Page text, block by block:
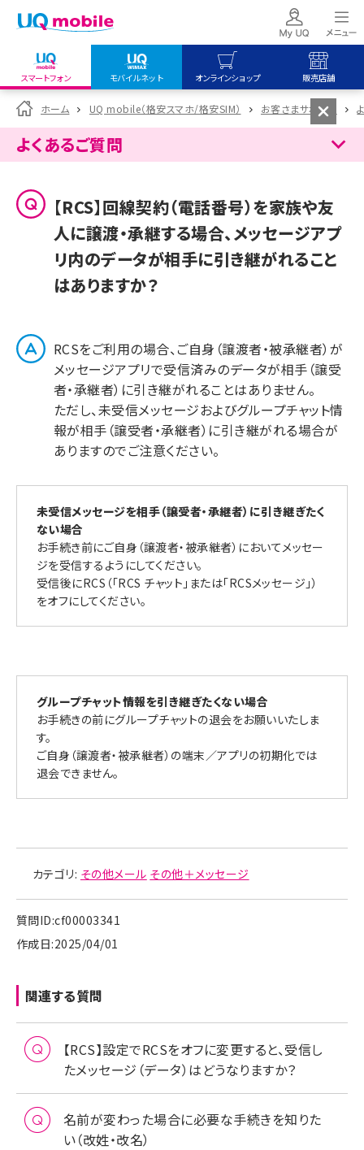
スマートフォン モバイルネット オンラインショップ 販売店舗
my UQ WiMAX
UQ WiMAX ご契約の方
My UQ mobile
UQ mobile
データチャージサイト
UQ mobile
オンラインショップ
UQ WiMAX
UQ mobile
販売店舗
UQ WiMAX
ホーム UQ mobile（格安スマホ/格安SIM） お客さまサポート
よくあるご質問
【RCS】回線契約（電話番号）を家族や友
人に譲渡・承継する場合、メッセージアプ
リ内のデータが相手に引き継がれること
はありますか？
RCSをご利用の場合、ご自身（譲渡者・被承継者）が
メッセージアプリで受信済みのデータが相手（譲受
者・承継者）に引き継がれることはありません。
ただし、未受信メッセージおよびグループチャット情
報が相手（譲受者・承継者）に引き継がれる場合が
ありますのでご注意ください。
未受信メッセージを相手（譲受者・承継者）に引き継ぎたく
ない場合
お手続き前にご自身（譲渡者・被承継者）においてメッセー
ジを受信するようにしてください。
受信後にRCS（「RCS チャット」または「RCSメッセージ」）
をオフにしてください。
グループチャット情報を引き継ぎたくない場合
お手続きの前にグループチャットの退会をお願いいたしま
す。
ご自身（譲渡者・被承継者）の端末／アプリの初期化では
退会できません。
カテゴリ: その他メール その他＋メッセージ
質問ID:cf00003341
作成日:2025/04/01
関連する質問
【RCS】設定でRCSをオフに変更すると、受信し
たメッセージ（データ）はどうなりますか？
名前が変わった場合に必要な手続きを知りた
い（改姓・改名）